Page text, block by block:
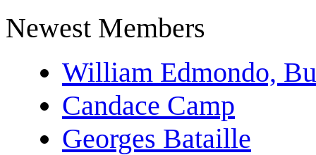
Newest Members
William Edmondo,
Candace Camp
Georges Bataille